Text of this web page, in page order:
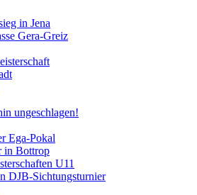
in Jena
Gera-Greiz
ungeschlagen!
Ega-Pokal
in Bottrop
U11
DJB-Sichtungsturnier